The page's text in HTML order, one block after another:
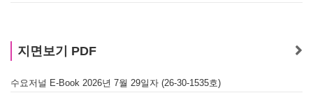
지면보기 PDF
수요저널 E-Book 2026년 7월 29일자 (26-30-1535호)